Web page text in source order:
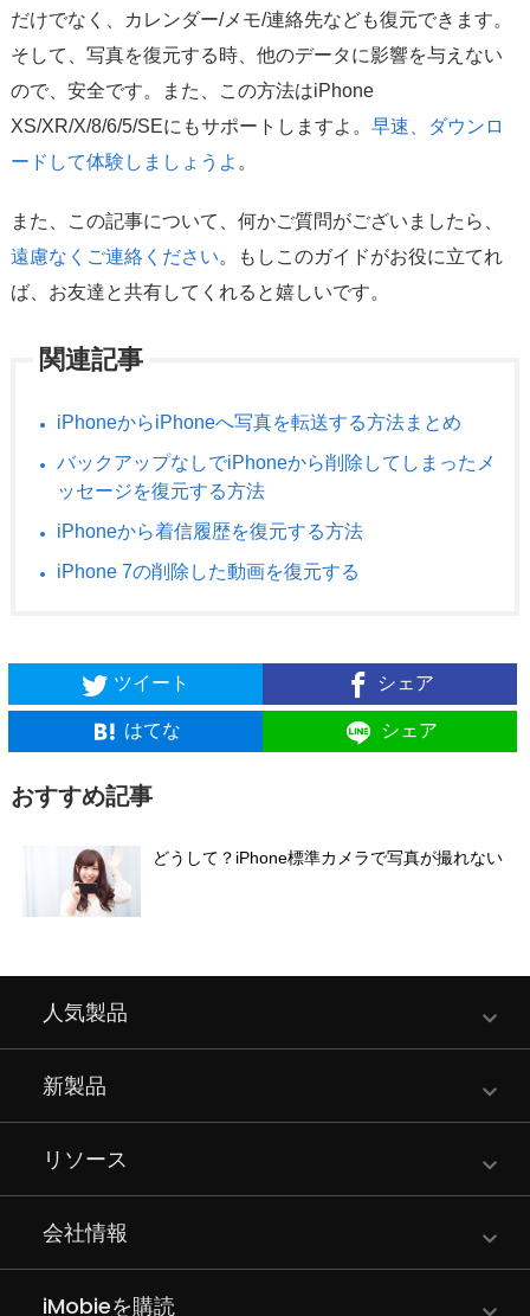
だけでなく、カレンダー/メモ/連絡先なども復元できます。
そして、写真を復元する時、他のデータに影響を与えない
ので、安全です。また、この方法はiPhone
XS/XR/X/8/6/5/SEにもサポートしますよ。 早速、ダウンロ
ードして体験しましょうよ 。
また、この記事について、何かご質問がございましたら、
遠慮なくご連絡ください。もしこのガイドがお役に立てれ
ば、お友達と共有してくれると嬉しいです。
関連記事
iPhoneからiPhoneへ写真を転送する方法まとめ
バックアップなしでiPhoneから削除してしまったメ
ッセージを復元する方法
iPhoneから着信履歴を復元する方法
iPhone 7の削除した動画を復元する
ツイート シェア
はてな シェア
おすすめ記事
どうして？iPhone標準カメラで写真が撮れない
人気製品
新製品
リソース
会社情報
iMobieを購読